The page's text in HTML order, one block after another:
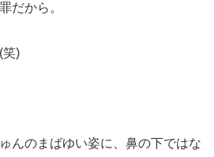
だから。
笑)
んのまばゆい姿に、鼻の下ではな